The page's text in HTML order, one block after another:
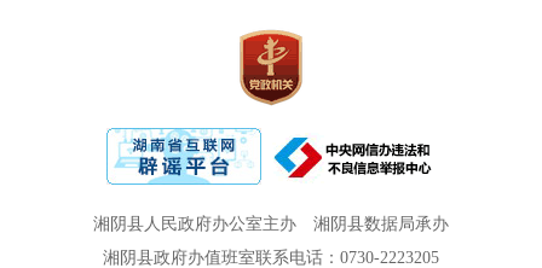
湘阴县人民政府办公室主办
湘阴县数据局承办
湘阴县政府办值班室联系电话：0730-2223205